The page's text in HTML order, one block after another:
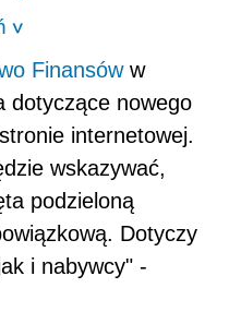
>
Finansóww
dotyczące nowego
internetowej.
wskazywać,
podzieloną
Dotyczy
i nabywcy" -